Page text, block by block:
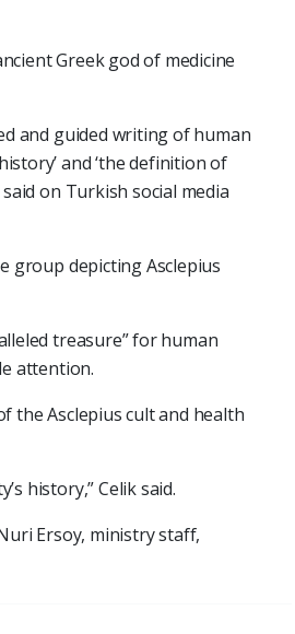
Greek god of medicine
and guided writing of human
and ‘the definition of
on Turkish social media
group depicting Asclepius
treasure” for human
attention.
the Asclepius cult and health
history,” Celik said.
Ersoy, ministry staff,